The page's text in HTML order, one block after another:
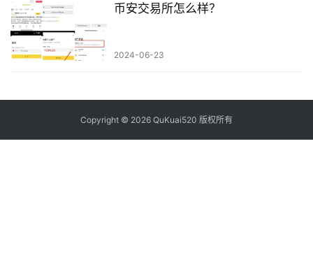
币安交易所怎么样？
2024-06-23
Copyright © 2026 QuKuai520 版权所有